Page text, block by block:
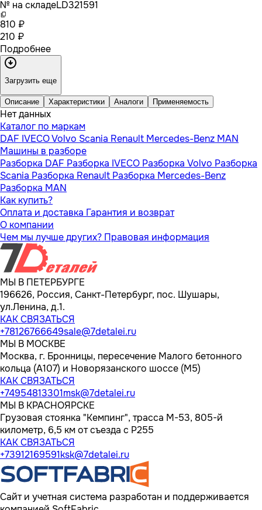
№ на складеLD321591
810 ₽
210 ₽
Подробнее
Загрузить еще
Описание Характеристики Аналоги Применяемость
Нет данных
Каталог по маркам
DAF IVECOVolvo Scania Renault Mercedes-Benz MAN
Машины в разборе
Разборка DAF Разборка IVECO Разборка Volvo Разборка
Scania Разборка Renault Разборка Mercedes-Benz
Разборка MAN
Как купить?
Оплата и доставка Гарантия и возврат
О компании
Чем мы лучше других? Правовая информация
МЫ В ПЕТЕРБУРГЕ
196626, Россия, Санкт-Петербург, пос. Шушары,
ул.Ленина, д.1.
КАК СВЯЗАТЬСЯ
+78126766649sale@7detalei.ru
МЫ В МОСКВЕ
Москва, г. Бронницы, пересечение Малого бетонного
кольца (А107) и Новорязанского шоссе (М5)
КАК СВЯЗАТЬСЯ
+74954813301msk@7detalei.ru
МЫ В КРАСНОЯРСКЕ
Грузовая стоянка "Кемпинг", трасса M-53, 805-й
километр, 6,5 км от съезда с Р255
КАК СВЯЗАТЬСЯ
+73912169591ksk@7detalei.ru
Сайт и учетная система разработан и поддерживается